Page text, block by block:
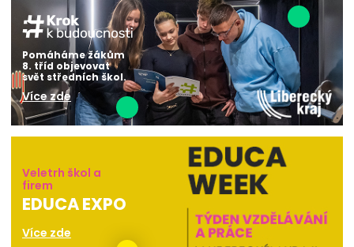
Pomáháme žákům
8. tříd objevovat
svět středních škol.
Více zde
Veletrh škol a
firem
EDUCA EXPO
Více zde